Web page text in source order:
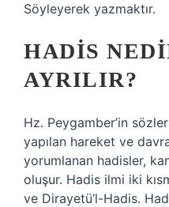
Söyleyerek yazmaktır.
HADIS
AYRILIR?
Hz. Peygamber’in
yapılan hareket ve
yorumlanan hadisler,
oluşur. Hadis ilmi iki
ve Dirayetü’l-Hadis.